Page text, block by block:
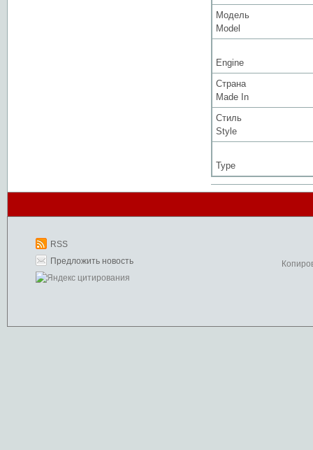
Модель
Model
Engine
Страна
Made In
Стиль
Style
Type
RSS
Предложить новость